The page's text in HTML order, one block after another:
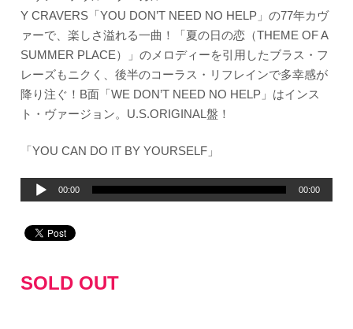
Y CRAVERS「YOU DON’T NEED NO HELP」の77年カヴ
ァーで、楽しさ溢れる一曲！「夏の日の恋（THEME OF A
SUMMER PLACE）」のメロディーを引用したブラス・フ
レーズもニクく、後半のコーラス・リフレインで多幸感が
降り注ぐ！B面「WE DON’T NEED NO HELP」はインス
ト・ヴァージョン。U.S.ORIGINAL盤！
「YOU CAN DO IT BY YOURSELF」
プ
ヤ
00:00 00:00
SOLD OUT